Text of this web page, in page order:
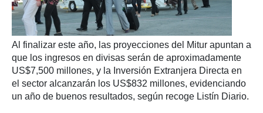
Al finalizar este año, las proyecciones del Mitur apuntan a
que los ingresos en divisas serán de aproximadamente
US$7,500 millones, y la Inversión Extranjera Directa en
el sector alcanzarán los US$832 millones, evidenciando
un año de buenos resultados, según recoge Listín Diario.